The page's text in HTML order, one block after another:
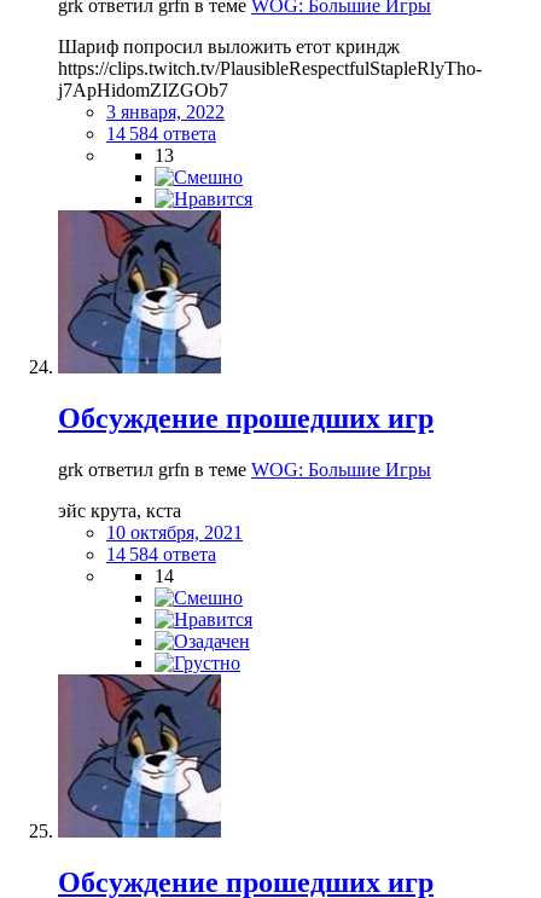
grk ответил grfn в теме WOG: Большие Игры
Шариф попросил выложить етот криндж
https://clips.twitch.tv/PlausibleRespectfulStapleRlyTho-
j7ApHidomZIZGOb7
3 января, 2022
14 584 ответа
13
Обсуждение прошедших игр
grk ответил grfn в теме WOG: Большие Игры
эйс крута, кста
10 октября, 2021
14 584 ответа
14
Обсуждение прошедших игр